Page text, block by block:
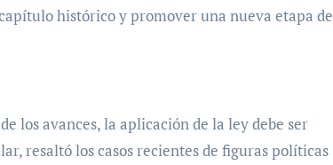
histórico y promover una nueva etapa de
los avances, la aplicación de la ley debe ser
resaltó los casos recientes de figuras políticas